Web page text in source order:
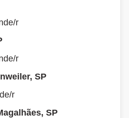
r
r
SP
r
SP